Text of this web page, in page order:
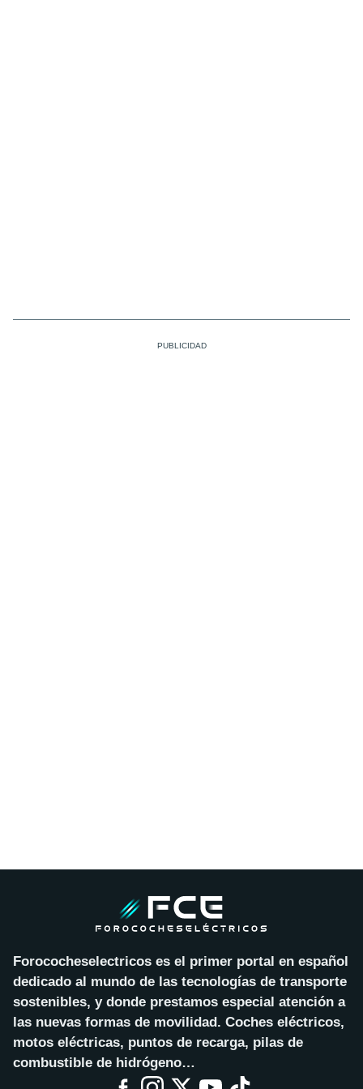
Forococheselectricos es el primer portal en español
dedicado al mundo de las tecnologías de transporte
sostenibles, y donde prestamos especial atención a
las nuevas formas de movilidad. Coches eléctricos,
motos eléctricas, puntos de recarga, pilas de
combustible de hidrógeno…